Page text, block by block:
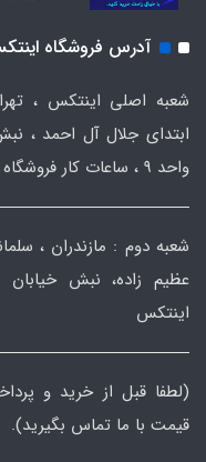
آدرس فروشگاه
شعبه اصلی اینتکس ،
واحد ۹ ، ساعات کار فروشگاه : ۱۰ صبح تا ۹ شب.
عظیم زاده، نبش
اینتکس
(لطفا قبل از خرید و
قیمت با ما تماس بگیرید).